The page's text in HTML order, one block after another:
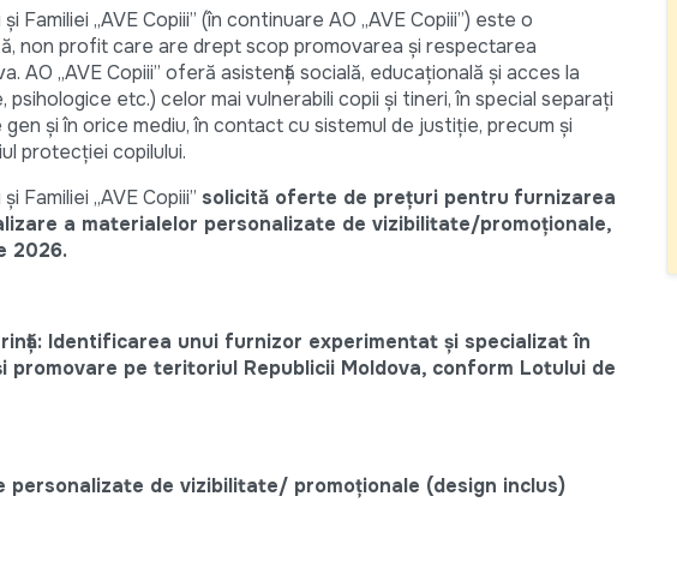
Familiei „AVE Copiii” (în continuare AO „AVE Copiii”) este o
non profit care are drept scop promovarea și respectarea
AO „AVE Copiii” oferă asistență socială, educațională și acces la
etc.) celor mai vulnerabili copii și tineri, în special separați
și în orice mediu, în contact cu sistemul de justiție, precum și
protecției copilului.
Familiei „AVE Copiii” solicită oferte de prețuri pentru furnizarea
a materialelor personalizate de vizibilitate/promoționale,
2026.
Identificarea unui furnizor experimentat și specializat în
pe teritoriul Republicii Moldova, conform Lotului de
personalizate de vizibilitate/ promoționale (design inclus)